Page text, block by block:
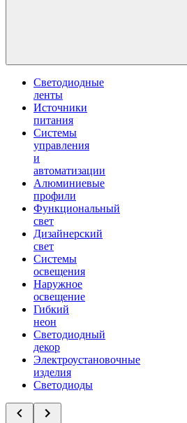
Светодиодные
ленты
Источники
питания
Системы
управления
и
автоматизации
Алюминиевые
профили
Функциональный
свет
Дизайнерский
свет
Системы
освещения
Наружное
освещение
Гибкий
неон
Светодиодный
декор
Электроустановочные
изделия
Светодиоды